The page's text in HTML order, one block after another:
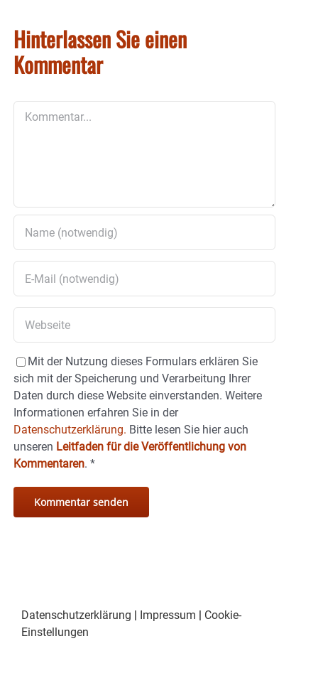
Hinterlassen Sie einen
Kommentar
Mit der Nutzung dieses Formulars erklären Sie
sich mit der Speicherung und Verarbeitung Ihrer
Daten durch diese Website einverstanden. Weitere
Informationen erfahren Sie in der
Datenschutzerklärung. Bitte lesen Sie hier auch
unseren Leitfaden für die Veröffentlichung von
Kommentaren. *
Datenschutzerklärung Impressum
Cookie-
Einstellungen